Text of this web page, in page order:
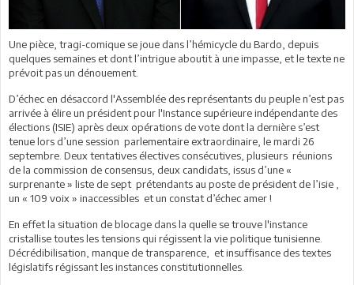
Une pièce, tragi-comique se joue dans l’hémicycle du Bardo, depuis
quelques semaines et dont l’intrigue aboutit à une impasse, et le texte ne
prévoit pas un dénouement.
D’échec en désaccord l'Assemblée des représentants du peuple n’est pas
arrivée à élire un président pour l'Instance supérieure indépendante des
élections (ISIE) après deux opérations de vote dont la dernière s’est
tenue lors d’une session parlementaire extraordinaire, le mardi 26
septembre. Deux tentatives électives consécutives, plusieurs réunions
de la commission de consensus, deux candidats, issus d’une «
surprenante » liste de sept prétendants au poste de président de l’isie ,
un « 109 voix » inaccessibles et un constat d’échec amer !
En effet la situation de blocage dans la quelle se trouve l'instance
cristallise toutes les tensions qui régissent la vie politique tunisienne.
Décrédibilisation, manque de transparence, et insuffisance des textes
législatifs régissant les instances constitutionnelles.